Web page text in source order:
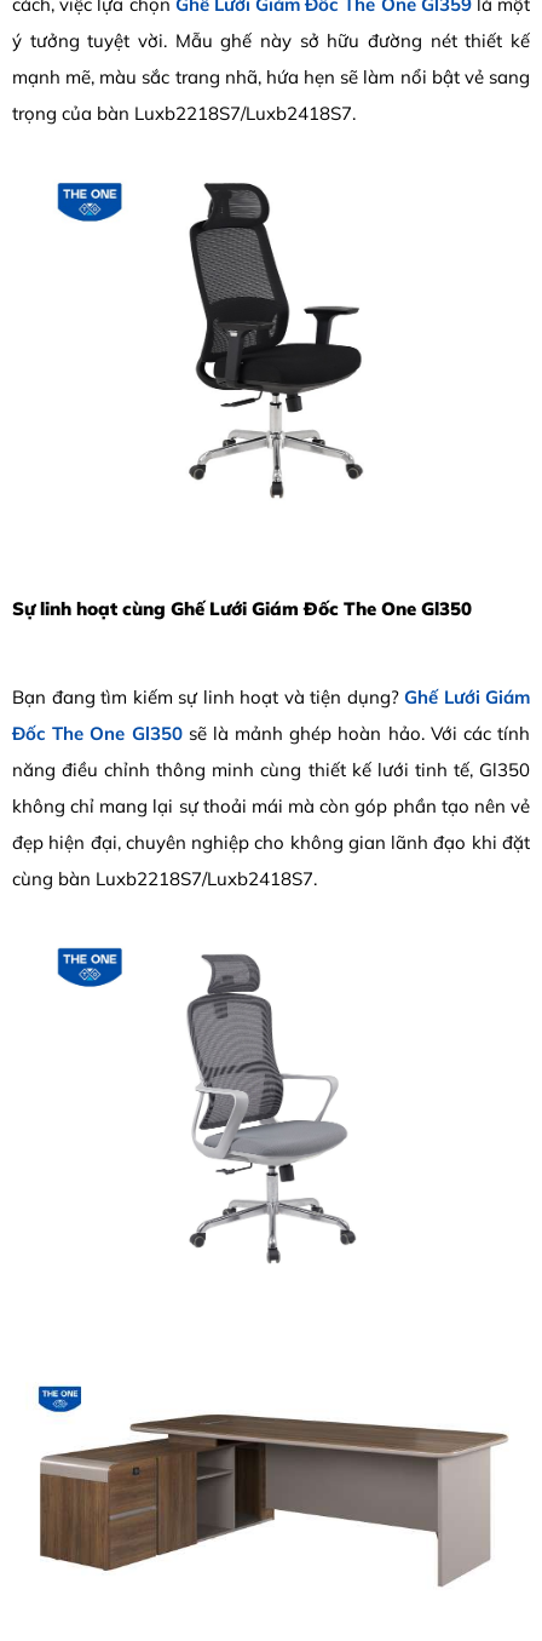
ý tưởng tuyệt vời. Mẫu ghế này sở hữu đường nét thiết kế
mạnh mẽ, màu sắc trang nhã, hứa hẹn sẽ làm nổi bật vẻ sang
trọng của bàn Luxb2218S7/Luxb2418S7.
Sự linh hoạt cùng Ghế Lưới Giám Đốc The One Gl350
Bạn đang tìm kiếm sự linh hoạt và tiện dụng? Ghế Lưới Giám
Đốc The One Gl350sẽ là mảnh ghép hoàn hảo. Với các tính
năng điều chỉnh thông minh cùng thiết kế lưới tinh tế, Gl350
không chỉ mang lại sự thoải mái mà còn góp phần tạo nên vẻ
đẹp hiện đại, chuyên nghiệp cho không gian lãnh đạo khi đặt
cùng bàn Luxb2218S7/Luxb2418S7.